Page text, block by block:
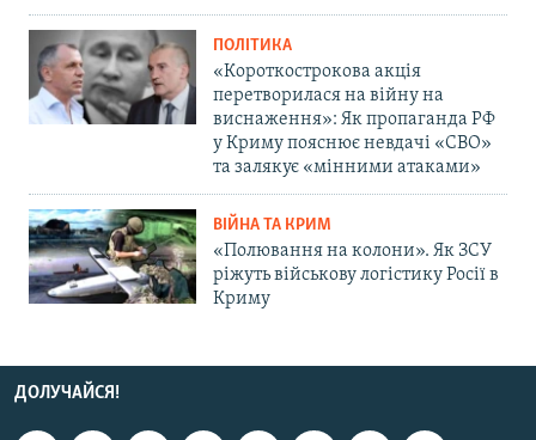
ПОЛІТИКА
«Короткострокова акція
перетворилася на війну на
виснаження»: Як пропаганда РФ
у Криму пояснює невдачі «СВО»
та залякує «мінними атаками»
ВІЙНА ТА КРИМ
«Полювання на колони». Як ЗСУ
ріжуть військову логістику Росії в
Криму
ДОЛУЧАЙСЯ!